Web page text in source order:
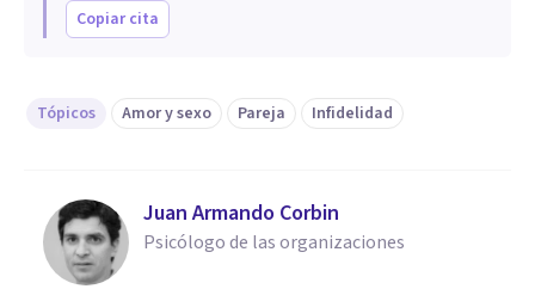
Copiar cita
Tópicos Amor y sexo Pareja Infidelidad
Juan Armando Corbin
Psicólogo de las organizaciones